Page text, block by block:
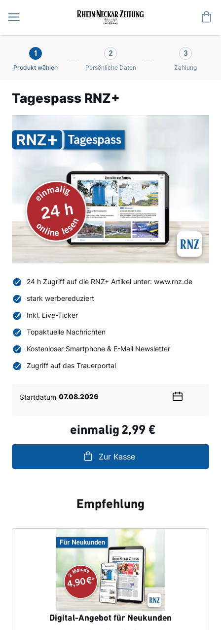
1
Produkt wählen
2
Persönliche Daten
3
Zahlung
Tagespass RNZ+
24 h Zugriff auf die RNZ+ Artikel unter: www.rnz.de
stark werbereduziert
Inkl. Live-Ticker
Topaktuelle Nachrichten
Kostenloser Smartphone & E-Mail Newsletter
Zugriff auf das Trauerportal
Startdatum
einmalig 2,99 €
Zur Kasse
Empfehlung
Digital-Angebot für Neukunden